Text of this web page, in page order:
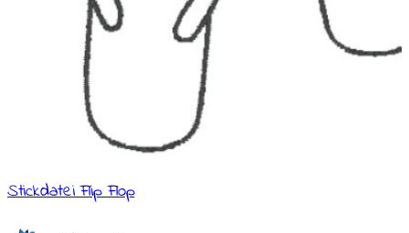
Stickdatei Flip Flop